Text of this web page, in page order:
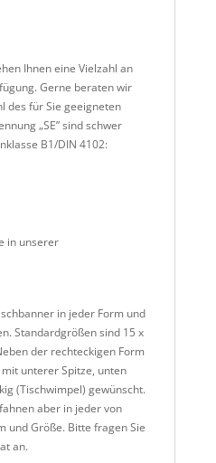
Ihnen eine Vielzahl an
Gerne beraten wir
des für Sie geeigneten
„SE” sind schwer
B1/DIN 4102:
in unserer
in jeder Form und
Standardgrößen sind 15 x
der rechteckigen Form
unterer Spitze, unten
(Tischwimpel) gewünscht.
aber in jeder von
und Größe. Bitte fragen Sie
an.